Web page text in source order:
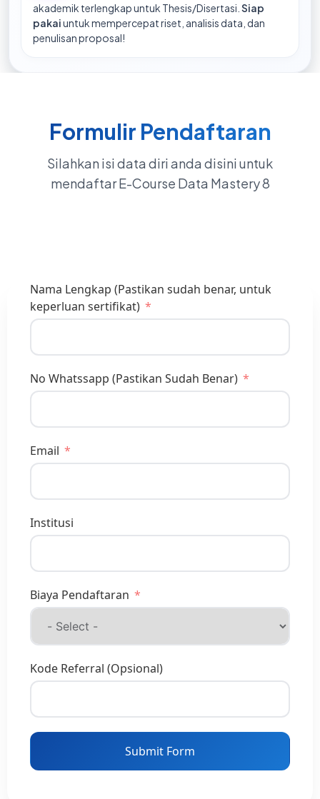
akademik terlengkap untuk Thesis/Disertasi. Siap
pakaiuntuk mempercepat riset, analisis data, dan
penulisan proposal!
Formulir Pendaftaran
Silahkan isi data diri anda disini untuk
mendaftar E-Course Data Mastery 8
Nama Lengkap (Pastikan sudah benar, untuk
keperluan sertifikat)
No Whatssapp (Pastikan Sudah Benar)
Email
Institusi
Biaya Pendaftaran
Kode Referral (Opsional)
Submit Form